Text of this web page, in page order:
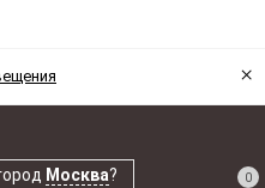
×
Москва? 0